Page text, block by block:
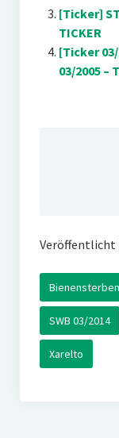
[Ticker]
TICKER
[Ticker 03/
03/2005 –
Veröffentlicht
Bienensterben
SWB 03/2014
Xarelto